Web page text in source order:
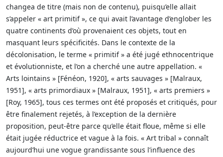
changea de titre (mais non de contenu), puisqu’elle allait
s’appeler « art primitif », ce qui avait l’avantage d’englober les
quatre continents d’où provenaient ces objets, tout en
masquant leurs spécificités. Dans le contexte de la
décolonisation, le terme « primitif » a été jugé ethnocentrique
et évolutionniste, et l’on a cherché une autre appellation. «
Arts lointains » [Fénéon, 1920], « arts sauvages » [Malraux,
1951], « arts primordiaux » [Malraux, 1951], « arts premiers »
[Roy, 1965], tous ces termes ont été proposés et critiqués, pour
être finalement rejetés, à l’exception de la dernière
proposition, peut-être parce qu’elle était floue, même si elle
était jugée réductrice et vague à la fois. « Art tribal » connaît
aujourd’hui une vogue grandissante sous l’influence des